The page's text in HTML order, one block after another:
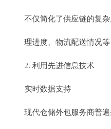
不仅简化了供应链的复
理进度、物流配送情况
2. 利用先进信息技术
实时数据支持
现代仓储外包服务商普